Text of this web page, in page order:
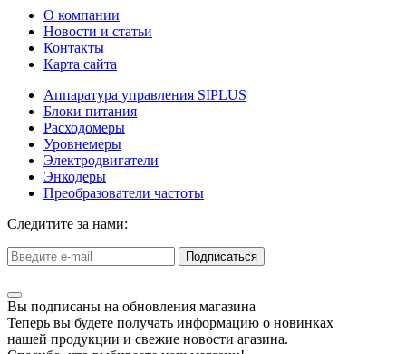
О компании
Новости и статьи
Контакты
Карта сайта
Аппаратура управления SIPLUS
Блоки питания
Расходомеры
Уровнемеры
Электродвигатели
Энкодеры
Преобразователи частоты
Следитите за нами:
Подписаться
Вы подписаны на обновления магазина
Теперь вы будете получать информацию о новинках
нашей продукции и свежие новости агазина.